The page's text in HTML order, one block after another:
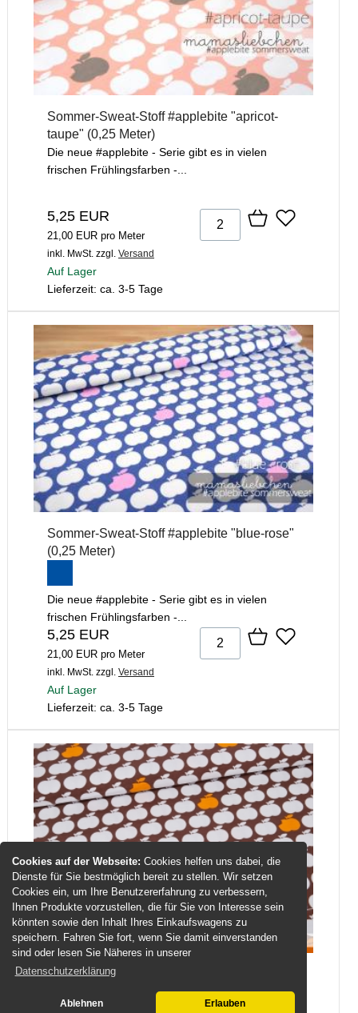
Cookies auf der Webseite:Cookies helfen uns dabei, die
Dienste für Sie bestmöglich bereit zu stellen. Wir setzen
Cookies ein, um Ihre Benutzererfahrung zu verbessern,
Ihnen Produkte vorzustellen, die für Sie von Interesse sein
könnten sowie den Inhalt Ihres Einkaufswagens zu
speichern. Fahren Sie fort, wenn Sie damit einverstanden
sind oder lesen Sie Näheres in unserer
Datenschutzerklärung
Ablehnen Erlauben
Sommer-Sweat-Stoff #applebite "apricot-
taupe" (0,25 Meter)
Die neue #applebite - Serie gibt es in vielen
frischen Frühlingsfarben -...
5,25 EUR
21,00 EUR pro Meter
inkl. MwSt. zzgl. Versand
Auf Lager
Lieferzeit: ca. 3-5 Tage
Sommer-Sweat-Stoff #applebite "blue-rose"
(0,25 Meter)
Die neue #applebite - Serie gibt es in vielen
frischen Frühlingsfarben -...
5,25 EUR
21,00 EUR pro Meter
inkl. MwSt. zzgl. Versand
Auf Lager
Lieferzeit: ca. 3-5 Tage
Sommer-Sweat-Stoff #applebite "brown-
orange" (0,25 Meter)
Die neue #applebite - Serie gibt es in vielen